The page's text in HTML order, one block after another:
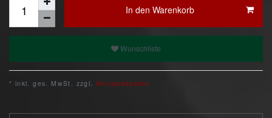
In den Warenkorb
Wunschliste
* inkl. ges. MwSt. zzgl. Versandkosten